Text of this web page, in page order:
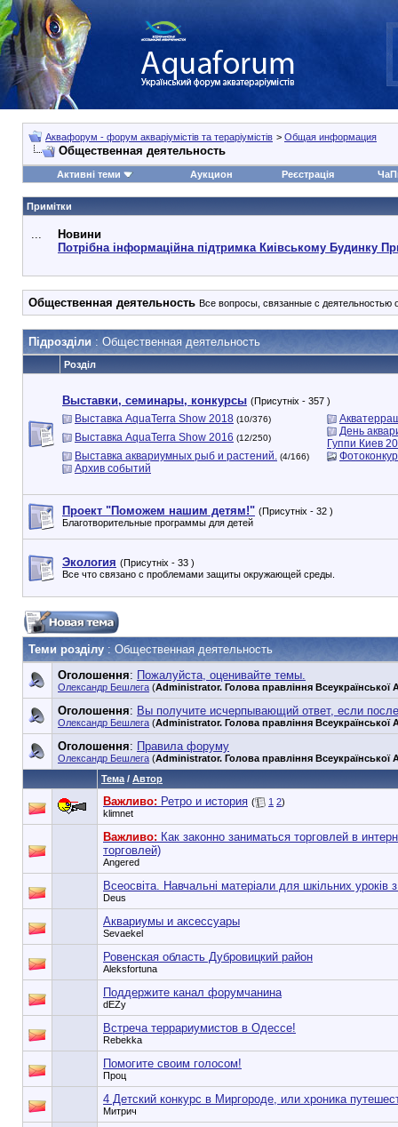
Аквафорум - форум акваріумістів та тераріумістів > Общая информация
Общественная деятельность
Активні теми Аукцион Реєстрація
Примітки
...
Новини
Потрібна інформаційна підтримка Киівському Будинку
Общественная деятельность Все вопросы, связанные с деятельностью
Підрозділи : Общественная деятельность
Розділ
Выставки, семинары, конкурсы (Присутніх - 357 )
Выставка AquaTerra Show 2018 (10/376)
Выставка AquaTerra Show 2016 (12/250)
День
Гуппи Киев
Выставка аквариумных рыб и растений. (4/166)
Архив событий
Проект "Поможем нашим детям!" (Присутніх - 32 )
Благотворительные программы для детей
Экология (Присутніх - 33 )
Все что связано с проблемами защиты окружающей среды.
Теми розділу : Общественная деятельность
Оголошення: Пожалуйста, оценивайте темы.
Олександр Бешлега (Administrator. Голова правління Всеукраїнської
Оголошення: Вы получите исчерпывающий ответ, если
Олександр Бешлега (Administrator. Голова правління Всеукраїнської
Оголошення: Правила форуму
Олександр Бешлега (Administrator. Голова правління Всеукраїнської
Тема / Автор
Важливо: Ретро и история ( 1 2)
klimnet
Важливо: Как законно заниматься торговлей в
торговлей)
Angered
Всеосвіта. Навчальні матеріали для шкільних уроків з
Deus
Аквариумы и аксессуары
Sevaekel
Ровенская область Дубровицкий район
Aleksfortuna
Поддержите канал форумчанина
dEZy
Встреча террариумистов в Одессе!
Rebekka
Помогите своим голосом!
Проц
4 Детский конкурс в Миргороде, или хроника
Митрич